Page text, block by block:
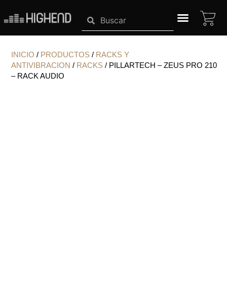
contenido
INICIO / PRODUCTOS / RACKS Y
ANTIVIBRACION / RACKS / PILLARTECH – ZEUS PRO 210
– RACK AUDIO